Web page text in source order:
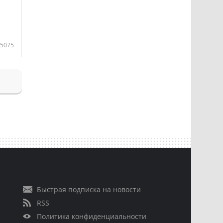
5075
Быстрая подписка на новости
RSS
Политика конфиденциальности